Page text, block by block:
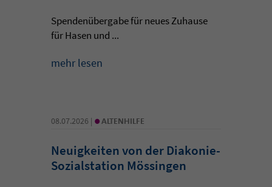
Spendenübergabe für neues Zuhause
für Hasen und ...
mehr lesen
08.07.2026 | • ALTENHILFE
Neuigkeiten von der Diakonie-
Sozialstation Mössingen